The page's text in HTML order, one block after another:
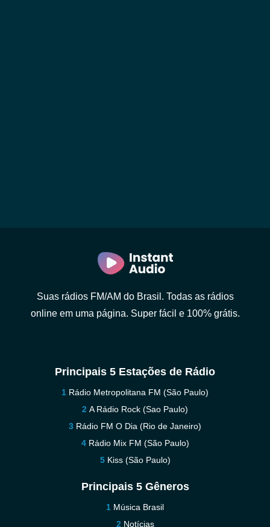
Suas rádios FM/AM do Brasil. Todas as rádios
online em uma página. Super fácil e 100% grátis.
Principais 5 Estações de Rádio
Rádio Metropolitana FM (São Paulo)
A Rádio Rock (Sao Paulo)
Rádio FM O Dia (Rio de Janeiro)
Rádio Mix FM (São Paulo)
Kiss (São Paulo)
Principais 5 Gêneros
Música Brasil
Notícias